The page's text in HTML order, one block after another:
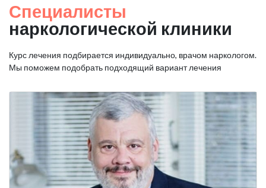
Специалисты
наркологической клиники
Курс лечения подбирается индивидуально, врачом наркологом.
Мы поможем подобрать подходящий вариант лечения